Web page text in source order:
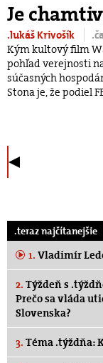
Je
.lukáš Krivošík
Kým kultový film
pohľad verejnosti
súčasných
Stona je, že podiel
.teraz najčítanejšie
1. Vladimír
2. Týždeň s
Prečo sa vláda
Slovenska?
3. Téma .týždňa: